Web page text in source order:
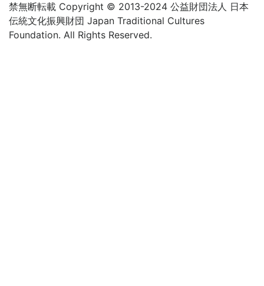
禁無断転載 Copyright © 2013-2024 公益財団法人 日本
伝統文化振興財団 Japan Traditional Cultures
Foundation. All Rights Reserved.